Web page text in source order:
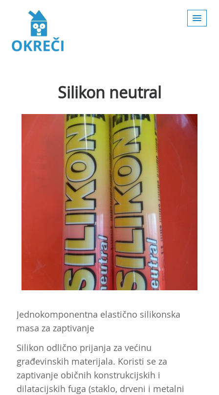
Silikon neutral
Jednokomponentna elastično silikonska
masa za zaptivanje
Silikon odlično prijanja za većinu
građevinskih materijala. Koristi se za
zaptivanje običnih konstrukcijskih i
dilatacijskih fuga (staklo, drveni i metalni